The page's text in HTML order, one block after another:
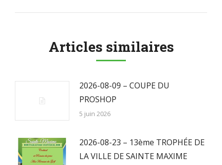
Articles similaires
2026-08-09 – COUPE DU
PROSHOP
5 juin 2026
2026-08-23 – 13ème TROPHÉE DE
LA VILLE DE SAINTE MAXIME